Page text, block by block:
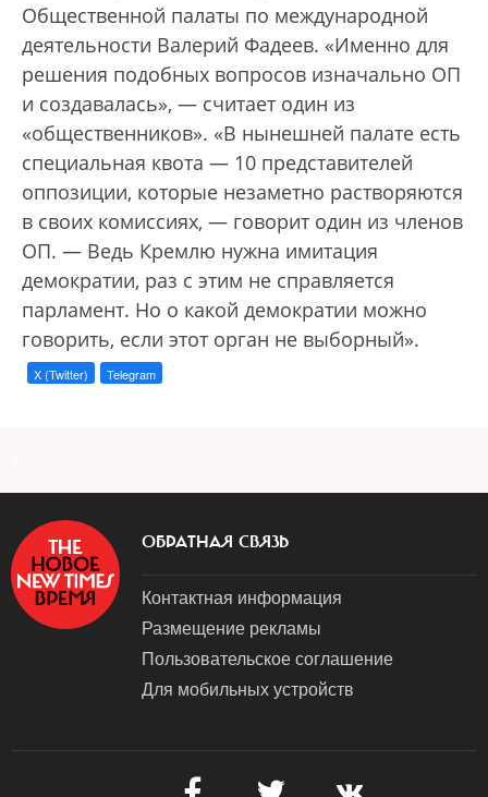
Общественной палаты по международной
деятельности Валерий Фадеев. «Именно для
решения подобных вопросов изначально ОП
и создавалась», — считает один из
«общественников». «В нынешней палате есть
специальная квота — 10 представителей
оппозиции, которые незаметно растворяются
в своих комиссиях, — говорит один из членов
ОП. — Ведь Кремлю нужна имитация
демократии, раз с этим не справляется
парламент. Но о какой демократии можно
говорить, если этот орган не выборный».
X (Twitter) Telegram
ОБРАТНАЯ СВЯЗЬ
Контактная информация
Размещение рекламы
Пользовательское соглашение
Для мобильных устройств